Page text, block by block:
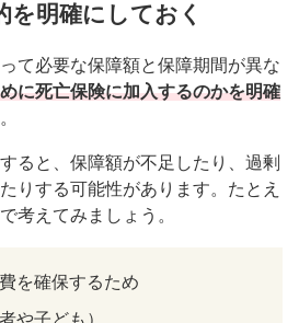
を明確にしておく
て必要な保障額と保障期間が異な
に死亡保険に加入するのかを明確
ると、保障額が不足したり、過剰
りする可能性があります。たとえ
考えてみましょう。
を確保するため